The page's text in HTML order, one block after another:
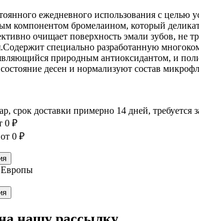
ежедневного использования с целью
компонентом бромелаином, который
очищает поверхность эмали зубов, не
специально разработанную
природным антиоксидантом, и
десен и нормализуют состав
срок доставки примерно 14 дней,
0 ₽
от 0 ₽
Европы